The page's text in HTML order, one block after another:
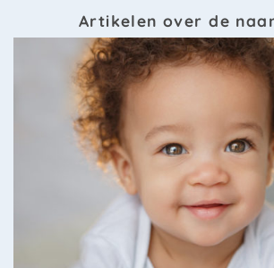
Artikelen over de